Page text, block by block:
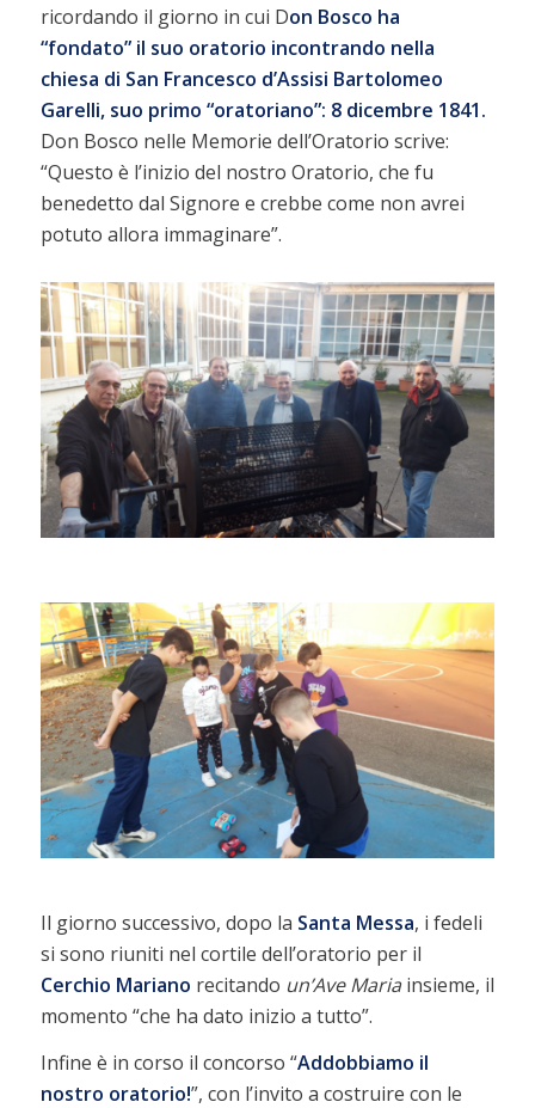
ricordando il giorno in cui Don Bosco ha
“fondato” il suo oratorio incontrando nella
chiesa di San Francesco d’Assisi Bartolomeo
Garelli, suo primo “oratoriano”: 8 dicembre 1841.
Don Bosco nelle Memorie dell’Oratorio scrive:
“Questo è l’inizio del nostro Oratorio, che fu
benedetto dal Signore e crebbe come non avrei
potuto allora immaginare”.
Il giorno successivo, dopo la Santa Messa, i fedeli
si sono riuniti nel cortile dell’oratorio per il
Cerchio Mariano recitando un’Ave Mariainsieme, il
momento “che ha dato inizio a tutto”.
Infine è in corso il concorso “Addobbiamo il
nostro oratorio!”, con l’invito a costruire con le